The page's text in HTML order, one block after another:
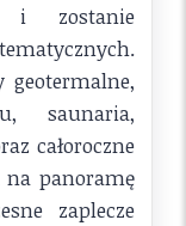
i zostanie
saunaria,
całoroczne
na panoramę
zaplecze